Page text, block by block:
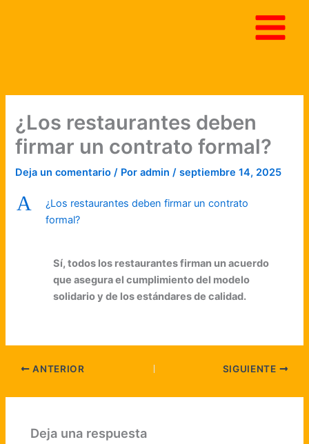
¿Los restaurantes deben
firmar un contrato formal?
Deja un comentario / Poradmin/septiembre 14, 2025
A
¿Los restaurantes deben firmar un contrato
formal?
Sí, todos los restaurantes firman un acuerdo
que asegura el cumplimiento del modelo
solidario y de los estándares de calidad.
ANTERIOR SIGUIENTE
Deja una respuesta